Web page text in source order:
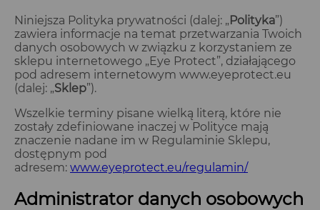
Niniejsza Polityka prywatności (dalej: „Polityka”)
zawiera informacje na temat przetwarzania Twoich
danych osobowych w związku z korzystaniem ze
sklepu internetowego „Eye Protect”, działającego
pod adresem internetowym www.eyeprotect.eu
(dalej: „Sklep”).
Wszelkie terminy pisane wielką literą, które nie
zostały zdefiniowane inaczej w Polityce mają
znaczenie nadane im w Regulaminie Sklepu,
dostępnym pod
adresem: www.eyeprotect.eu/regulamin/
Administrator danych osobowych